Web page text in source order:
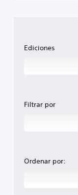
Ediciones
Filtrar por
Ordenar por: